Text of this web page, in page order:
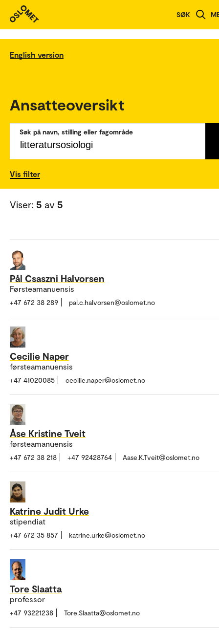
SØK
English version
Ansatteoversikt
Søk på navn, stilling eller fagområde
Vis filter
Viser: 5 av 5
Pål Csaszni Halvorsen
Førsteamanuensis
+47 672 38 289 pal.c.halvorsen@oslomet.no
Cecilie Naper
førsteamanuensis
+47 41020085 cecilie.naper@oslomet.no
Åse Kristine Tveit
førsteamanuensis
+47 672 38 218 +47 92428764 Aase.K.Tveit@oslomet.no
Katrine Judit Urke
stipendiat
+47 672 35 857 katrine.urke@oslomet.no
Tore Slaatta
professor
+47 93221238 Tore.Slaatta@oslomet.no